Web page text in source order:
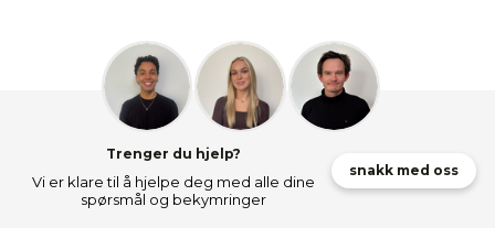
Trenger du hjelp?
Vi er klare til å hjelpe deg med alle dine
spørsmål og bekymringer
snakk med oss